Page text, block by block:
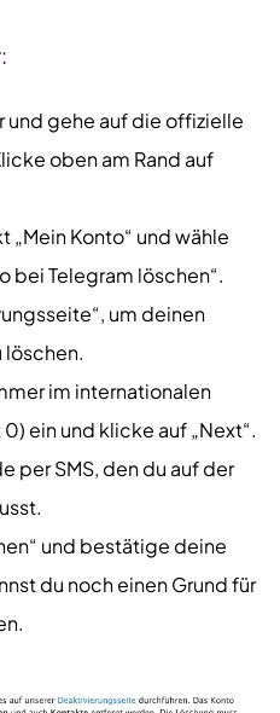
und gehe auf die offizielle
oben am Rand auf
„Mein Konto“ und wähle
bei Telegram löschen“.
um deinen
löschen.
im internationalen
ein und klicke auf „Next“.
per SMS, den du auf der
und bestätige deine
du noch einen Grund für